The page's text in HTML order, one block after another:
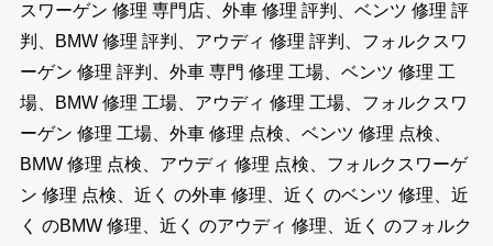
スワーゲン 修理 専門店、外車 修理 評判、ベンツ 修理 評
判、BMW 修理 評判、アウディ 修理 評判、フォルクスワ
ーゲン 修理 評判、外車 専門 修理 工場、ベンツ 修理 工
場、BMW 修理 工場、アウディ 修理 工場、フォルクスワ
ーゲン 修理 工場、外車 修理 点検、ベンツ 修理 点検、
BMW 修理 点検、アウディ 修理 点検、フォルクスワーゲ
ン 修理 点検、近く の外車 修理、近く のベンツ 修理、近
く のBMW 修理、近く のアウディ 修理、近く のフォルク